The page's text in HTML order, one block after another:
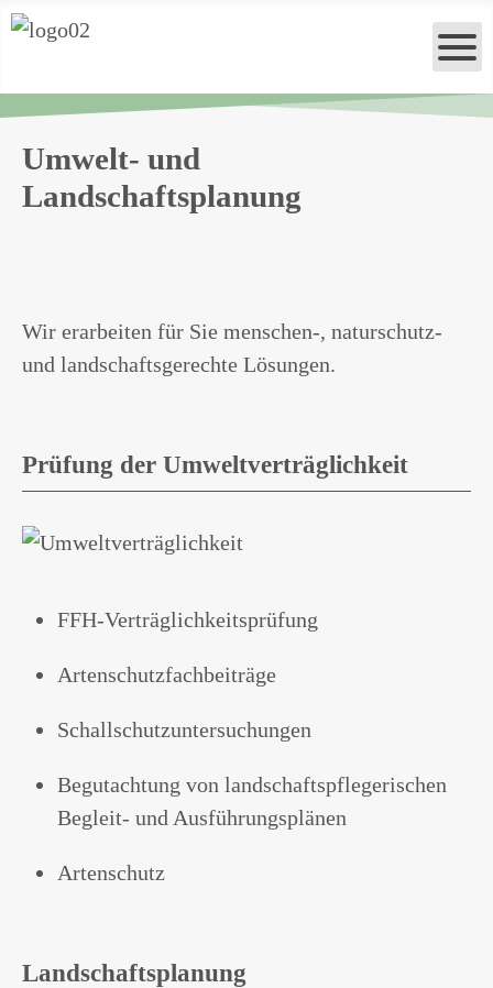
Umwelt- und
Landschaftsplanung
Wir erarbeiten für Sie menschen-, naturschutz-
und landschaftsgerechte Lösungen.
Prüfung der Umweltverträglichkeit
FFH-Verträglichkeitsprüfung
Artenschutzfachbeiträge
Schallschutzuntersuchungen
Begutachtung von landschaftspflegerischen
Begleit- und Ausführungsplänen
Artenschutz
Landschaftsplanung